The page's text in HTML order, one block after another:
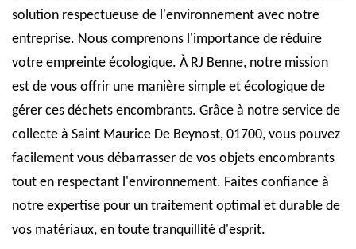
solution respectueuse de l'environnement avec notre
entreprise. Nous comprenons l'importance de réduire
votre empreinte écologique. À RJ Benne, notre mission
est de vous offrir une manière simple et écologique de
gérer ces déchets encombrants. Grâce à notre service de
collecte à Saint Maurice De Beynost, 01700, vous pouvez
facilement vous débarrasser de vos objets encombrants
tout en respectant l'environnement. Faites confiance à
notre expertise pour un traitement optimal et durable de
vos matériaux, en toute tranquillité d'esprit.